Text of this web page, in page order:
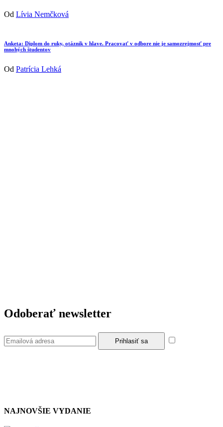
Od Lívia Nemčková
Anketa: Diplom do ruky, otáznik v hlave. Pracovať v odbore nie je samozrejmosť pre
mnohých študentov
Od Patrícia Lehká
Odoberať newsletter
NAJNOVŠIE VYDANIE